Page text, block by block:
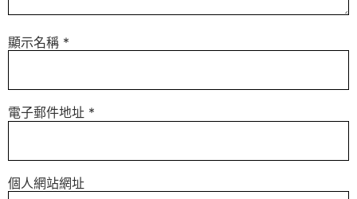
顯示名稱 *
電子郵件地址 *
個人網站網址